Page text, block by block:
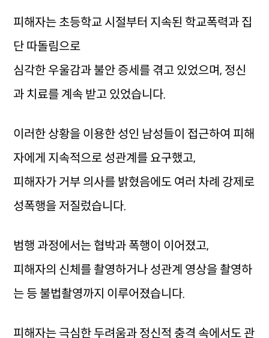
피해자는 초등학교 시절부터 지속된 학교폭력과 집
단 따돌림으로
심각한 우울감과 불안 증세를 겪고 있었으며, 정신
과 치료를 계속 받고 있었습니다.
이러한 상황을 이용한 성인 남성들이 접근하여 피해
자에게 지속적으로 성관계를 요구했고,
피해자가 거부 의사를 밝혔음에도 여러 차례 강제로
성폭행을 저질렀습니다.
범행 과정에서는 협박과 폭행이 이어졌고,
피해자의 신체를 촬영하거나 성관계 영상을 촬영하
는 등 불법촬영까지 이루어졌습니다.
피해자는 극심한 두려움과 정신적 충격 속에서도 관